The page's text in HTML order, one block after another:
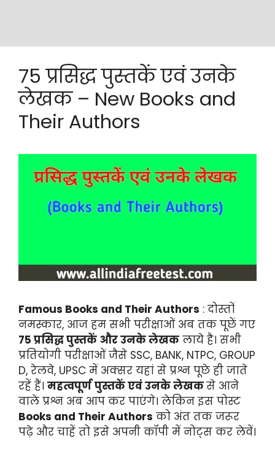
75 प्रसिद्ध पुस्तकें एवं उनके
लेखक – New Books and
Their Authors
Famous Books and Their Authors : दोस्तों
नमस्कार, आज हम सभी परीक्षाओं अब तक पूछें गए
75 प्रसिद्ध पुस्तकें और उनके लेखक लाये है। सभी
प्रतियोगी परीक्षाओं जैसे SSC, BANK, NTPC, GROUP
D, रेलवे, UPSC में अक्सर यहां से प्रश्न पूछे ही जाते
रहें हैं। महत्वपूर्ण पुस्तकें एवं उनके लेखकसे आने
वाले प्रश्न अब आप कर पाएंगे। लेकिन इस पोस्ट
Books and Their Authors को अंत तक जरूर
पढ़े और चाहें तो इसे अपनी कॉपी में नोट्स कर लेवें।